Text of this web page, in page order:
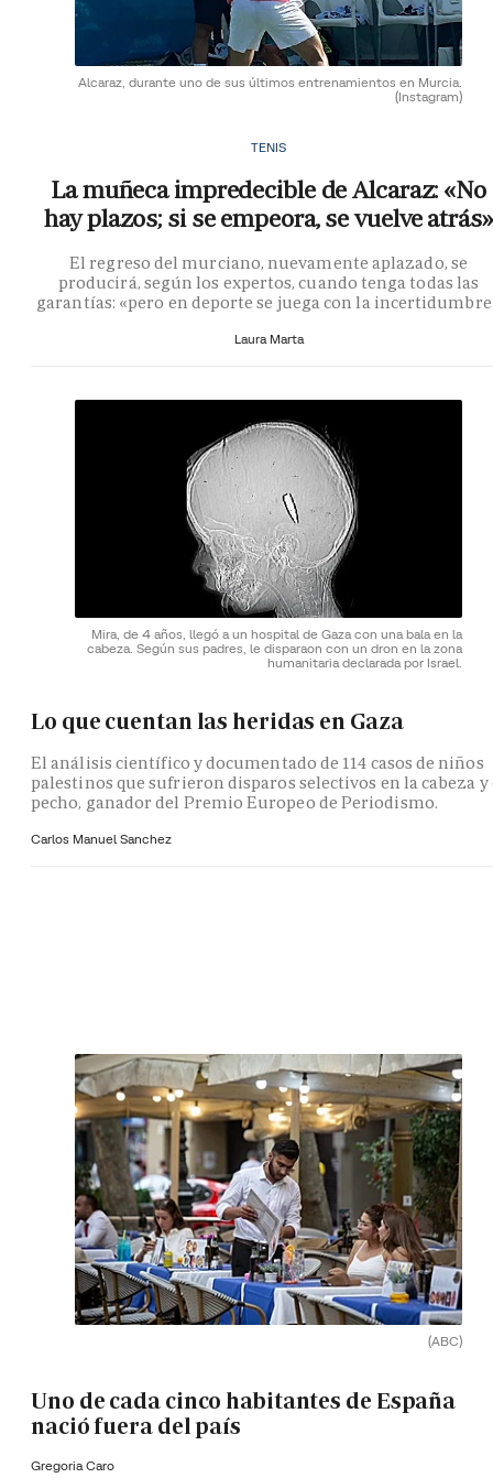
Alcaraz, durante uno de sus últimos entrenamientos en Murcia.
(Instagram)
TENIS
La muñeca impredecible de Alcaraz: «No
hay plazos; si se empeora, se vuelve atrás»
El regreso del murciano, nuevamente aplazado, se
producirá, según los expertos, cuando tenga todas las
garantías: «pero en deporte se juega con la
Laura Marta
Mira, de 4 años, llegó a un hospital de Gaza con una bala en la
cabeza. Según sus padres, le disparaon con un dron en la zona
humanitaria declarada por Israel.
Lo que cuentan las heridas en Gaza
El análisis científico y documentado de 114 casos de niños
palestinos que sufrieron disparos selectivos en la cabeza y
pecho, ganador del Premio Europeo de Periodismo.
Carlos Manuel Sanchez
(ABC)
Uno de cada cinco habitantes de España
nació fuera del país
Gregoria Caro